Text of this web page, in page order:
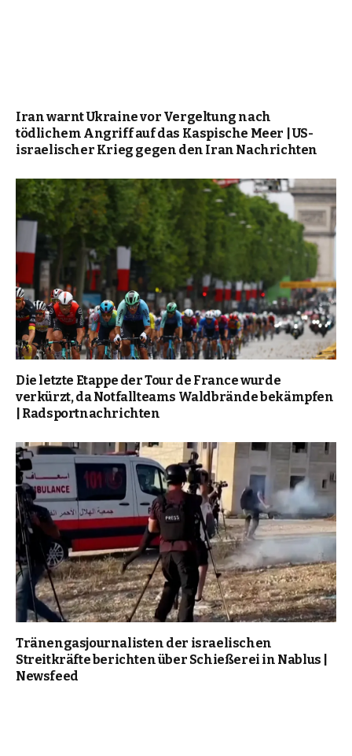
Iran warnt Ukraine vor Vergeltung nach
tödlichem Angriff auf das Kaspische Meer | US-
israelischer Krieg gegen den Iran Nachrichten
Die letzte Etappe der Tour de France wurde
verkürzt, da Notfallteams Waldbrände bekämpfen
| Radsportnachrichten
Tränengasjournalisten der israelischen
Streitkräfte berichten über Schießerei in Nablus |
Newsfeed